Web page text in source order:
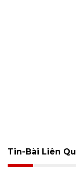
Tin-Bài Liên